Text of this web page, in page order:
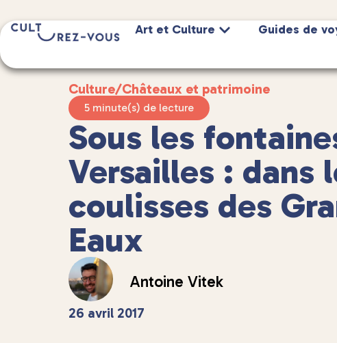
Art et Culture Guides de
Culture/Châteaux et patrimoine
5 minute(s) de lecture
Sous les
Versailles : dans
coulisses des
Eaux
Antoine Vitek
26 avril 2017